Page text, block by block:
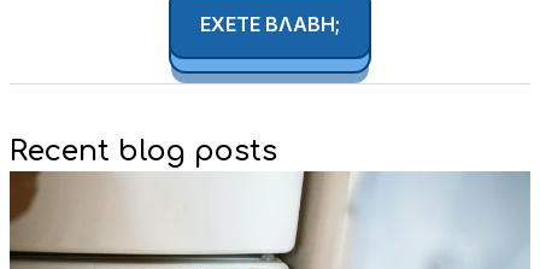
Recent blog posts
ΕΧΕΤΕ ΒΛΑΒΗ;